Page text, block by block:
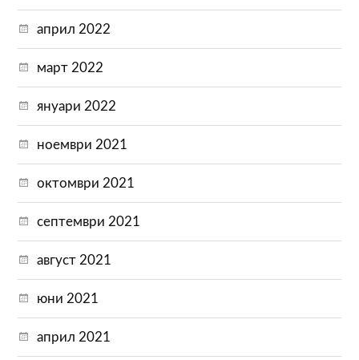
април 2022
март 2022
януари 2022
ноември 2021
октомври 2021
септември 2021
август 2021
юни 2021
април 2021